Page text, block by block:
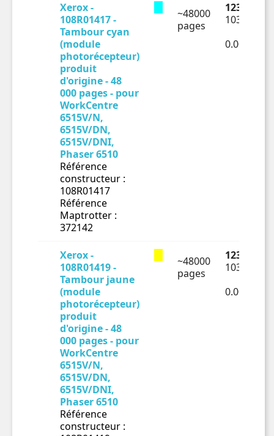
Xerox -
108R01417 -
Tambour cyan
(module
photorécepteur)
produit
d'origine - 48
000 pages - pour
WorkCentre
6515V/N,
6515V/DN,
6515V/DNI,
Phaser 6510
Référence
constructeur :
108R01417
Référence
Maptrotter :
372142
~48000
pages
123.85 €
103.21 €
0.00215€
Xerox -
108R01419 -
Tambour jaune
(module
photorécepteur)
produit
d'origine - 48
000 pages - pour
WorkCentre
6515V/N,
6515V/DN,
6515V/DNI,
Phaser 6510
Référence
constructeur :
~48000
pages
123.85 €
103.21 €
0.00215€